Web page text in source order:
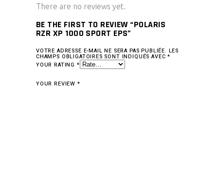
There are no reviews yet.
BE THE FIRST TO REVIEW “POLARIS
RZR XP 1000 SPORT EPS”
VOTRE ADRESSE E-MAIL NE SERA PAS PUBLIÉE. LES
CHAMPS OBLIGATOIRES SONT INDIQUÉS AVEC*
YOUR RATING *
YOUR REVIEW *